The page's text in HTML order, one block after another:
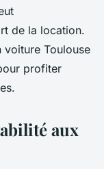
de la location.
voiture Toulouse
profiter
aux